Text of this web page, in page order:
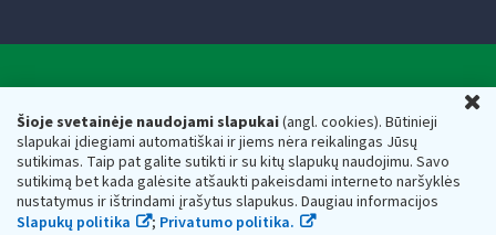
Šioje svetainėje naudojami slapukai(angl. cookies). Būtinieji
slapukai įdiegiami automatiškai ir jiems nėra reikalingas Jūsų
sutikimas. Taip pat galite sutikti ir su kitų slapukų naudojimu. Savo
sutikimą bet kada galėsite atšaukti pakeisdami interneto naršyklės
nustatymus ir ištrindami įrašytus slapukus. Daugiau informacijos
Slapukų politika
; Privatumo politika.
Valstybinė mokesčių inspekcija prie Lietuvos
Respublikos finansų ministerijos
Biudžetinė įstaiga. Juridinio asmens kodas — 188659752,
adresas: Vasario 16-osios g. 14, 01107 Vilnius, Lietuva, el.paštas:
vmi@vmi.lt , E. pristatymo dėžutės adresas 188659752
Duomenys apie Valstybinę mokesčių inspekciją prie Lietuvos
Respublikos finansų ministerijos kaupiami ir saugomi Juridinių